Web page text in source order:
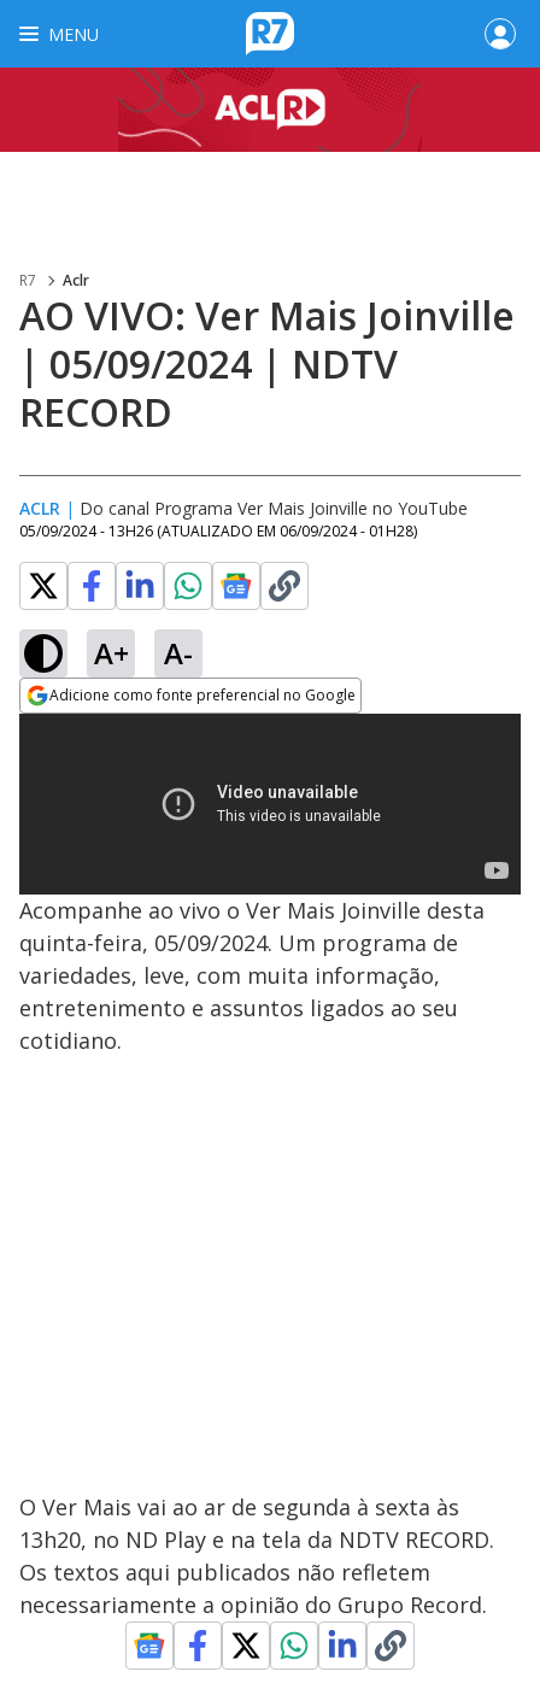
MENU
R7 Aclr
AO VIVO: Ver Mais Joinville
| 05/09/2024 | NDTV
RECORD
ACLR | Do canal Programa Ver Mais Joinville no YouTube
05/09/2024 - 13H26 (ATUALIZADO EM 06/09/2024 - 01H28)
A+ A-
Adicione como fonte preferencial no Google
Acompanhe ao vivo o Ver Mais Joinville desta
quinta-feira, 05/09/2024. Um programa de
variedades, leve, com muita informação,
entretenimento e assuntos ligados ao seu
cotidiano.
O Ver Mais vai ao ar de segunda à sexta às
13h20, no ND Play e na tela da NDTV RECORD.
Os textos aqui publicados não refletem
necessariamente a opinião do Grupo Record.